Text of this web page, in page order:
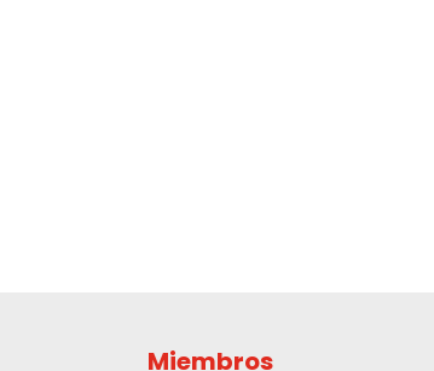
Miembros